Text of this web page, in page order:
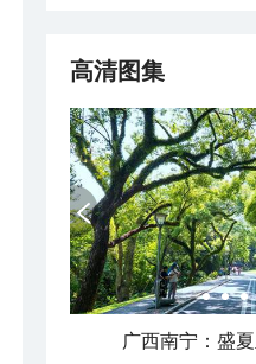
高清图集
广西南宁：盛